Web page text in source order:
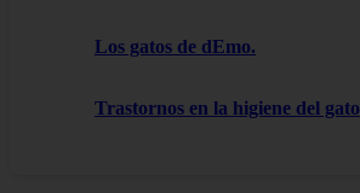
Los gatos de dEmo.
Trastornos en la higiene del gato